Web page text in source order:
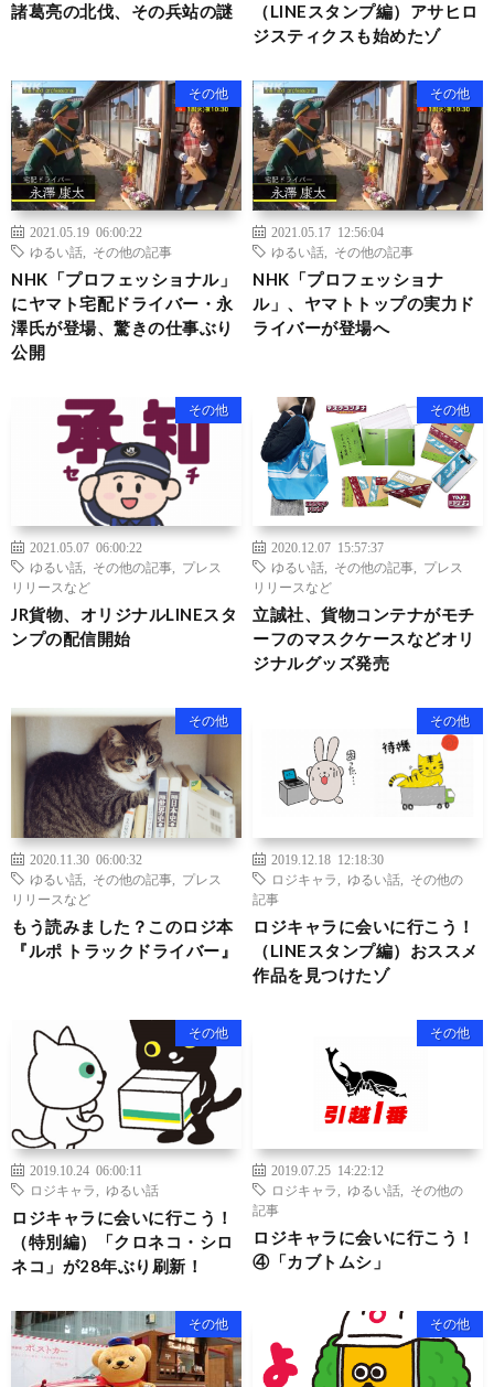
諸葛亮の北伐、その兵站の謎
（LINEスタンプ編）アサヒロ
ジスティクスも始めたゾ
その他
2021.05.19 06:00:22
ゆるい話
その他の記事
NHK「プロフェッショナル」
にヤマト宅配ドライバー・永
澤氏が登場、驚きの仕事ぶり
公開
その他
2021.05.17 12:56:04
ゆるい話
その他の記事
NHK「プロフェッショナ
ル」、ヤマトトップの実力ド
ライバーが登場へ
その他
2021.05.07 06:00:22
ゆるい話
その他の記事
プレス
リリースなど
JR貨物、オリジナルLINEスタ
ンプの配信開始
その他
2020.12.07 15:57:37
ゆるい話
その他の記事
プレス
リリースなど
立誠社、貨物コンテナがモチ
ーフのマスクケースなどオリ
ジナルグッズ発売
その他
2020.11.30 06:00:32
ゆるい話
その他の記事
プレス
リリースなど
もう読みました？このロジ本
『ルポ トラックドライバー』
その他
2019.12.18 12:18:30
ロジキャラ
ゆるい話
その他の
記事
ロジキャラに会いに行こう！
（LINEスタンプ編）おススメ
作品を見つけたゾ
その他
2019.10.24 06:00:11
ロジキャラ
ゆるい話
ロジキャラに会いに行こう！
（特別編）「クロネコ・シロ
ネコ」が28年ぶり刷新！
その他
2019.07.25 14:22:12
ロジキャラ
ゆるい話
その他の
記事
ロジキャラに会いに行こう！
④「カブトムシ」
その他 その他